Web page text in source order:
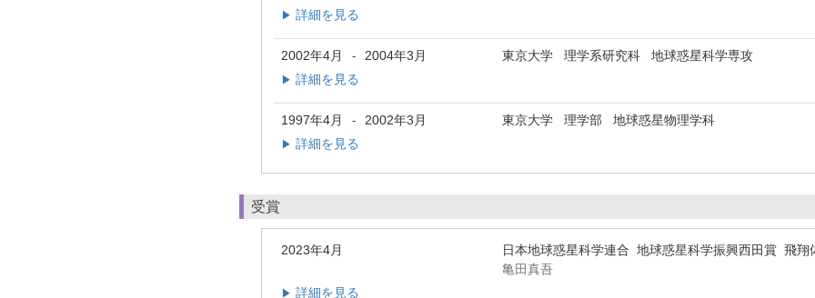
▶ 詳細を見る
2002年4月 - 2004年3月 東京大学 理学系研究科 地球惑星科学専攻
▶ 詳細を見る
1997年4月 - 2002年3月 東京大学 理学部 地球惑星物理学科
▶ 詳細を見る
受賞
2023年4月
日本地球惑星科学連合 地球惑星科学振興西田賞 飛
亀田真吾
▶ 詳細を見る